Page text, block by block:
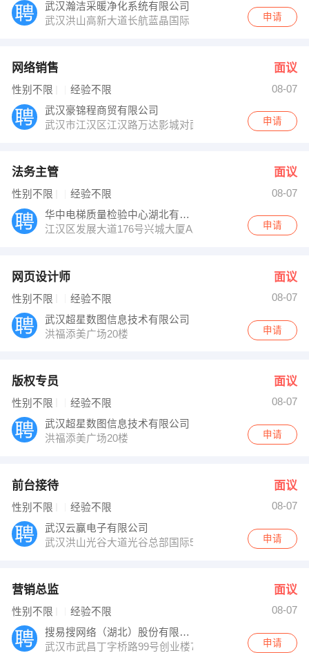
武汉瀚洁采暖净化系统有限公司
武汉洪山高新大道长航蓝晶国际
申请
网络销售 面议
性别不限 经验不限
08-07
武汉豪锦程商贸有限公司
武汉市江汉区江汉路万达影城对面的宝利金大厦中央荣御
申请
法务主管 面议
性别不限 经验不限
08-07
华中电梯质量检验中心湖北有限公司
江汉区发展大道176号兴城大厦A座10楼
申请
网页设计师 面议
性别不限 经验不限
08-07
武汉超星数图信息技术有限公司
洪福添美广场20楼
申请
版权专员 面议
性别不限 经验不限
08-07
武汉超星数图信息技术有限公司
洪福添美广场20楼
申请
前台接待 面议
性别不限 经验不限
08-07
武汉云赢电子有限公司
武汉洪山光谷大道光谷总部国际5栋
申请
营销总监 面议
性别不限 经验不限
08-07
搜易搜网络（湖北）股份有限公司
武汉市武昌丁字桥路99号创业楼7楼
申请